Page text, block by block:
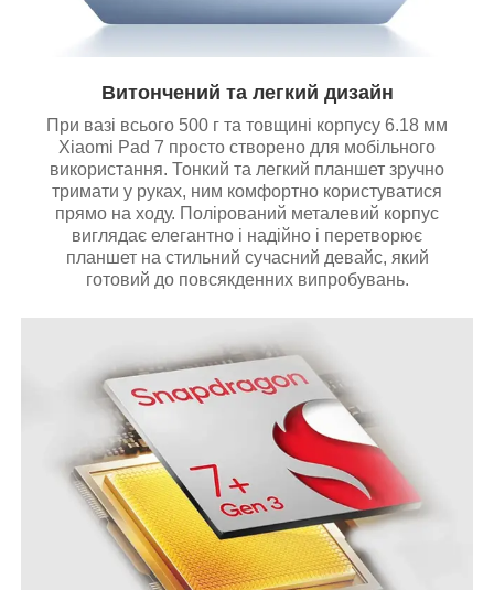
Витончений та легкий дизайн
При вазі всього 500 г та товщині корпусу 6.18 мм
Xiaomi Pad 7 просто створено для мобільного
використання. Тонкий та легкий планшет зручно
тримати у руках, ним комфортно користуватися
прямо на ходу. Полірований металевий корпус
виглядає елегантно і надійно і перетворює
планшет на стильний сучасний девайс, який
готовий до повсякденних випробувань.